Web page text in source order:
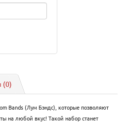
(0)
Bands (Лум Бэндс), которые позволяют
на любой вкус! Такой набор станет